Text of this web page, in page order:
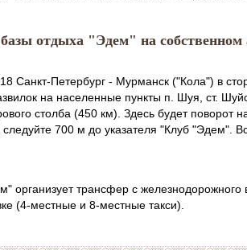
отдыха "Эдем" на собственном
Санкт-Петербург - Мурманск ("Кола") в
на населенные пункты п. Шуя, ст.
столба (450 км). Здесь будет поворот
700 м до указателя "Клуб "Эдем".
организует трансфер с железнодорожного
(4-местные и 8-местные такси).